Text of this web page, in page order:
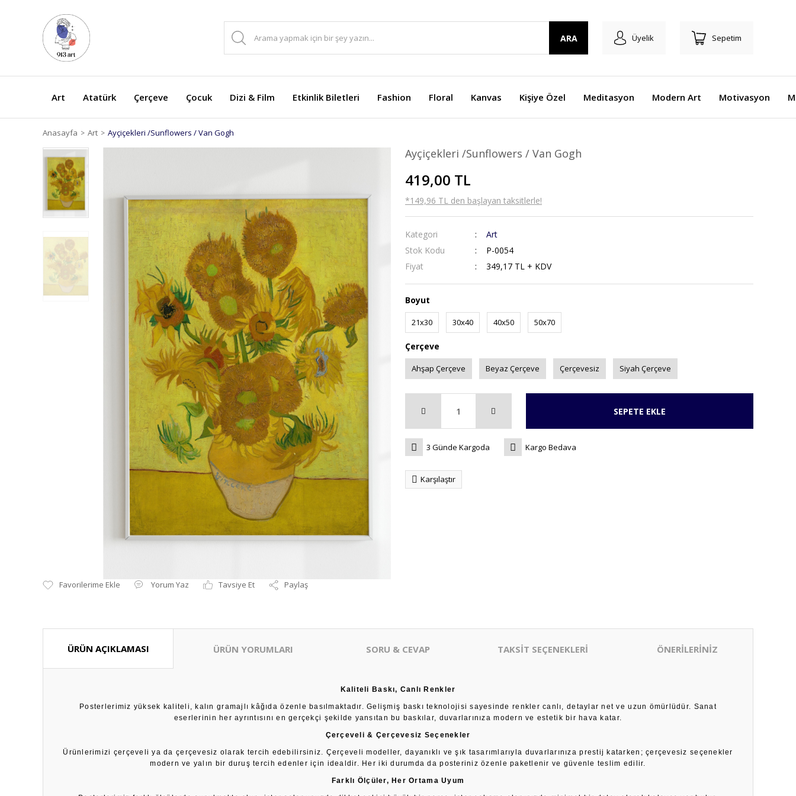
ARA Üyelik Sepetim
Art Atatürk Çerçeve Çocuk Dizi & Film Etkinlik Biletleri Fashion Floral Kanvas Kişiye Özel Meditasyon Modern Art Motivasyon
Anasayfa Art Ayçiçekleri /Sunflowers / Van Gogh
Yorum Yaz Tavsiye Et Paylaş
Ayçiçekleri /Sunflowers / Van Gogh
419,00 TL
*149,96 TL den başlayan taksitlerle!
Kategori
Art
Stok Kodu
P-0054
Fiyat
349,17 TL + KDV
Boyut
21x30 30x40 40x50 50x70
Çerçeve
Ahşap Çerçeve Beyaz Çerçeve Çerçevesiz Siyah Çerçeve
SEPETE EKLE
3 Günde Kargoda Kargo Bedava
Karşılaştır
ÜRÜN AÇIKLAMASI ÜRÜN YORUMLARI SORU & CEVAP TAKSİT SEÇENEKLERİ ÖNERİLERİNİZ
Kaliteli Baskı, Canlı Renkler
Posterlerimiz yüksek kaliteli, kalın gramajlı kâğıda özenle basılmaktadır. Gelişmiş baskı teknolojisi sayesinde renkler canlı, detaylar net ve uzun ömürlüdür. Sanat
eserlerinin her ayrıntısını en gerçekçi şekilde yansıtan bu baskılar, duvarlarınıza modern ve estetik bir hava katar.
Çerçeveli & Çerçevesiz Seçenekler
Ürünlerimizi çerçeveli ya da çerçevesiz olarak tercih edebilirsiniz. Çerçeveli modeller, dayanıklı ve şık tasarımlarıyla duvarlarınıza prestij katarken; çerçevesiz seçenekler
modern ve yalın bir duruş tercih edenler için idealdir. Her iki durumda da posteriniz özenle paketlenir ve güvenle teslim edilir.
Farklı Ölçüler, Her Ortama Uyum